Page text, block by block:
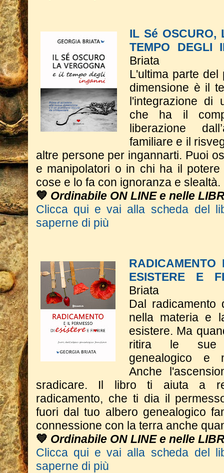
IL Sé OSCURO,
TEMPO DEGLI
Briata
L'ultima parte del
dimensione è il
l'integrazione di
che ha il
liberazione
familiare e il
altre persone per ingannarti. Puoi
e manipolatori o in chi ha il
cose e lo fa con ignoranza e slealtà.
💙 Ordinabile ON LINE e nelle
Clicca qui e vai alla scheda del
saperne di più
ESISTERE E
Briata
Dal radicamento
nella materia e
esistere. Ma
ritira le sue
genealogico e
Anche
sradicare. Il libro ti aiuta a
radicamento, che ti dia il
fuori dal tuo albero genealogico
connessione con la terra anche
💙 Ordinabile ON LINE e nelle
Clicca qui e vai alla scheda del
saperne di più